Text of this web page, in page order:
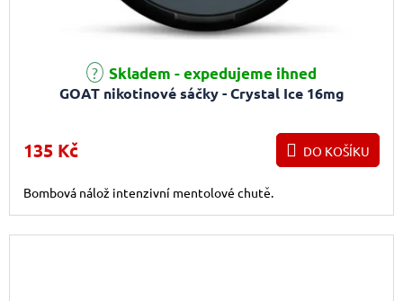
GOAT nikotinové sáčky - Crystal Ice 16mg
Skladem - expedujeme ihned
135 Kč DO KOŠÍKU
Bombová nálož intenzivní mentolové chutě.